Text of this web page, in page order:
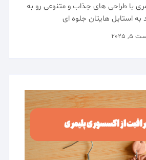
با طراحی‌ های جذاب و متنوعی رو به
استایل‌ هایتان جلوه‌ ای
2025